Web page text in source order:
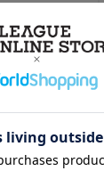
アとは